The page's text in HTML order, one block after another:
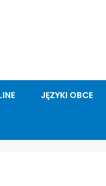
JĘZYKI OBCE